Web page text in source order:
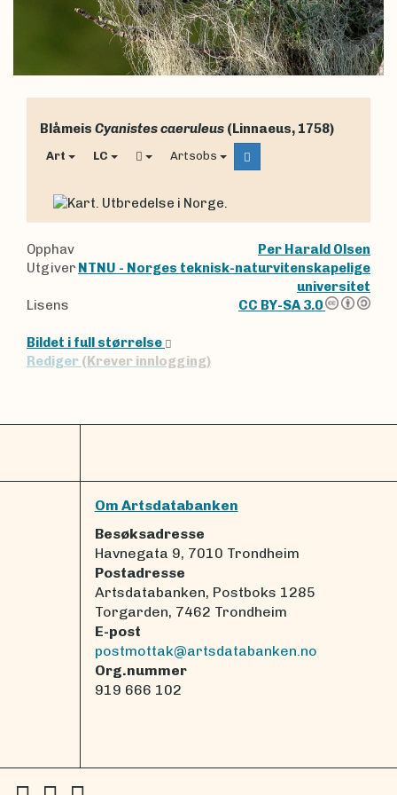
Blåmeis Cyanistes caeruleus (Linnaeus, 1758)
Art LC Artsobs
Opphav
Per Harald Olsen
Utgiver NTNU - Norges teknisk-naturvitenskapelige
universitet
Lisens
CC BY-SA 3.0
Bildet i full størrelse
Rediger (Krever innlogging)
Om Artsdatabanken
Besøksadresse
Havnegata 9, 7010 Trondheim
Postadresse
Artsdatabanken, Postboks 1285
Torgarden, 7462 Trondheim
E-post
postmottak@artsdatabanken.no
Org.nummer
919 666 102